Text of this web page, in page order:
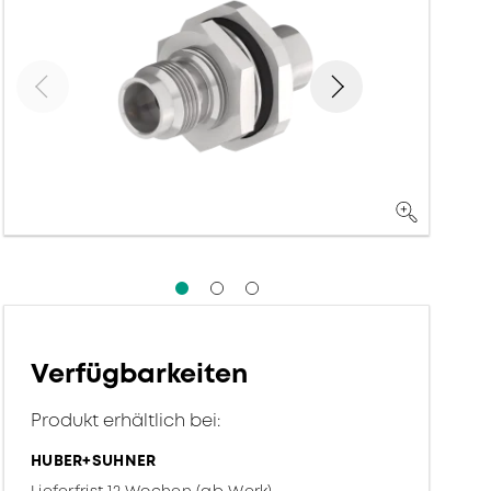
Verfügbarkeiten
Produkt erhältlich bei:
HUBER+SUHNER